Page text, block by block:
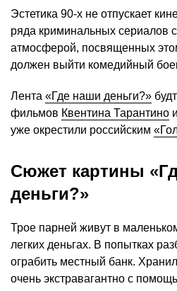
Эстетика 90-х не отпускает
ряда криминальных сериалов
атмосферой, посвященных
должен выйти комедийный
Лента «Где наши деньги?»
фильмов Квентина Тарантино и
уже окрестили российским
Сюжет картины
деньги?»
Трое парней живут в
легких деньгах. В попытках
ограбить местный банк.
очень экстравагантно с